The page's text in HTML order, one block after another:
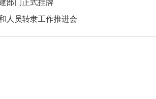
部门正式挂牌
人员转隶工作推进会